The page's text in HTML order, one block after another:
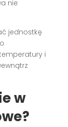
nie
jednostkę
i
w